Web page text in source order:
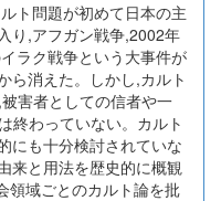
ト問題が初めて日本の主
り,アフガン戦争,2002年
ラク戦争という大事件が
ら消えた。しかし,カルト
害者としての信者や一
終わっていない。カルト
にも十分検討されていな
来と用法を歴史的に概観
領域ごとのカルト論を批